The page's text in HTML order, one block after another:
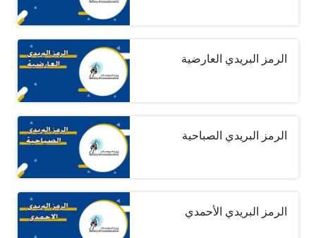
الرمز البريدي العارضية
الرمز البريدي الصباحية
الرمز البريدي الأحمدي